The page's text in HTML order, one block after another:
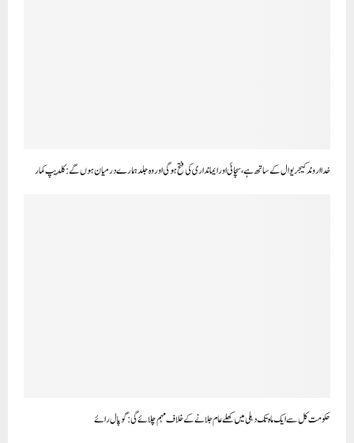
خدا اروند کیجریوال کے ساتھ ہے، سچائی اور ایمانداری کی فتح ہوگی اور وہ جلد ہمارے درمیان ہوں گے: کلدیپ کمار
حکومت کل سے ایک ماہ تک دہلی میں کھلے عام جلانے کے خلاف مہم چلائے گی: گوپال رائے